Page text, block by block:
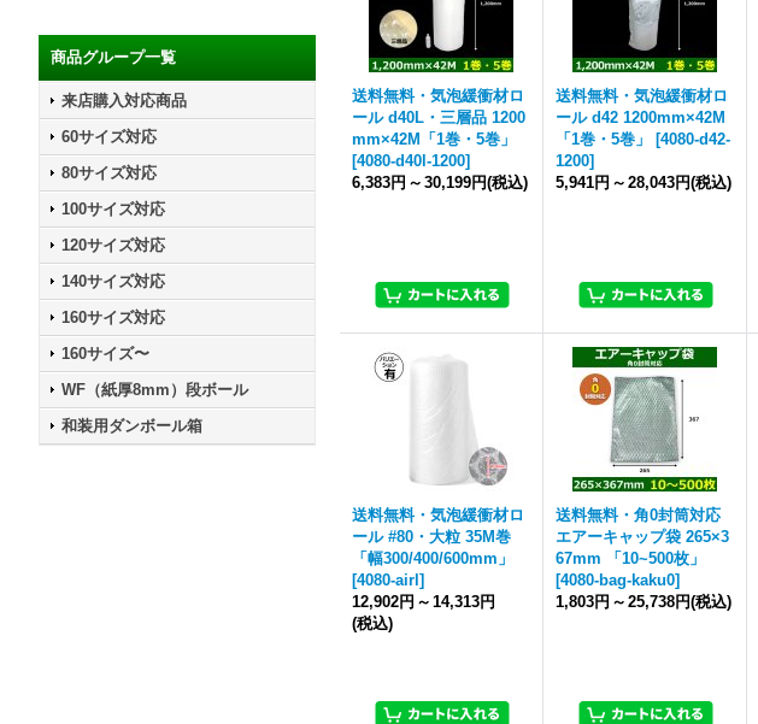
商品グループ一覧
来店購入対応商品
60サイズ対応
80サイズ対応
100サイズ対応
120サイズ対応
140サイズ対応
160サイズ対応
160サイズ〜
WF（紙厚8mm）段ボール
和装用ダンボール箱
送料無料・気泡緩衝材ロ
ール d40L・三層品 1200
mm×42M「1巻・5巻」
[4080-d40l-1200]
6,383円 ～ 30,199円(税込)
送料無料・気泡緩衝材ロ
ール d42 1200mm×42M
「1巻・5巻」
[4080-d42-
1200]
5,941円 ～ 28,043円(税込)
送料無料・気泡緩衝材ロ
ール #80・大粒 35M巻
「幅300/400/600mm」
[4080-airl]
12,902円 ～ 14,313円
(税込)
送料無料・角0封筒対応
エアーキャップ袋 265×3
67mm 「10~500枚」
[4080-bag-kaku0]
1,803円 ～ 25,738円(税込)